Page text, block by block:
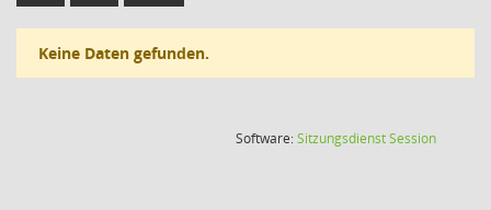
Keine Daten gefunden.
Software:SitzungsdienstSession(Wird in